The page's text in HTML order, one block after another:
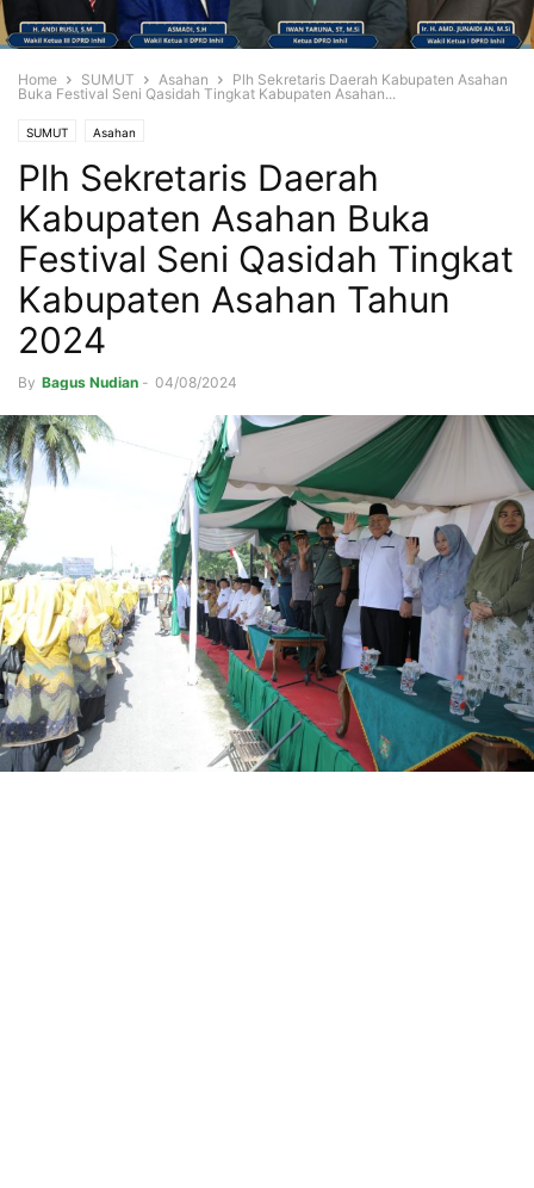
Home SUMUT Asahan
Plh Sekretaris Daerah Kabupaten Asahan
Buka Festival Seni Qasidah Tingkat Kabupaten Asahan...
SUMUT Asahan
Plh Sekretaris Daerah
Kabupaten Asahan Buka
Festival Seni Qasidah Tingkat
Kabupaten Asahan Tahun
2024
By Bagus Nudian - 04/08/2024